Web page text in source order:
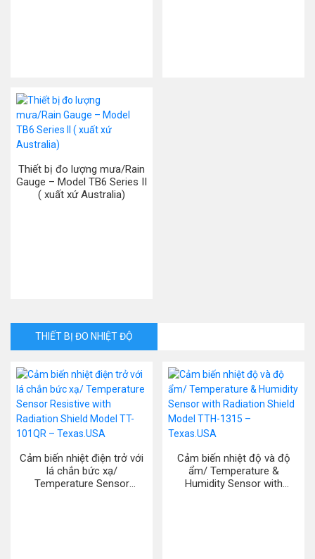
Thiết bị đo lượng mưa/Rain
Gauge – Model TB6 Series II
( xuất xứ Australia)
THIẾT BỊ ĐO NHIỆT ĐỘ
Cảm biến nhiệt điện trở với
lá chắn bức xạ/
Temperature Sensor
Cảm biến nhiệt độ và độ
ẩm/ Temperature &
Humidity Sensor with